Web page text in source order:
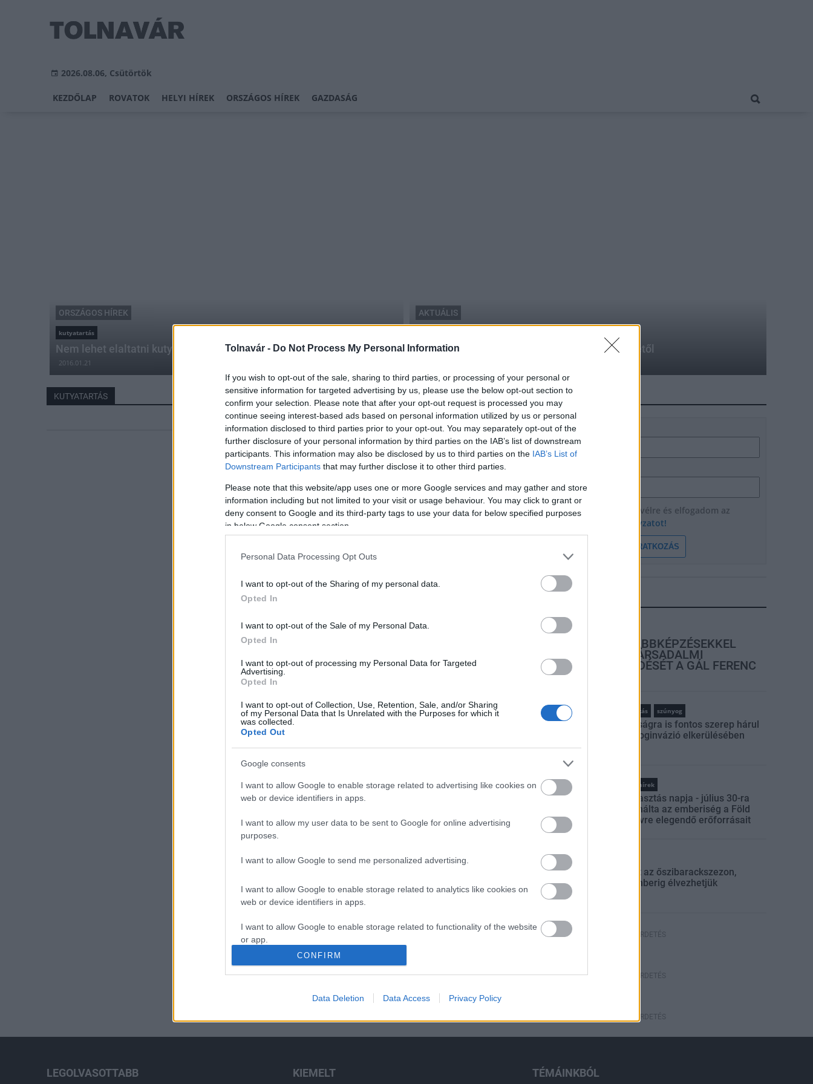
Tolnavár - Do Not Process My Personal Information
If you wish to opt-out of the sale, sharing to third parties, or processing of your personal or
sensitive information for targeted advertising by us, please use the below opt-out section to
confirm your selection. Please note that after your opt-out request is processed you may
continue seeing interest-based ads based on personal information utilized by us or personal
information disclosed to third parties prior to your opt-out. You may separately opt-out of the
further disclosure of your personal information by third parties on the IAB’s list of downstream
participants. This information may also be disclosed by us to third parties on the IAB’s List of
Downstream Participants that may further disclose it to other third parties.
Please note that this website/app uses one or more Google services and may gather and store
information including but not limited to your visit or usage behaviour. You may click to grant or
deny consent to Google and its third-party tags to use your data for below specified purposes
in below Google consent section.
Personal Data Processing Opt Outs
I want to opt-out of the Sharing of my personal data.
Opted In
I want to opt-out of the Sale of my Personal Data.
Opted In
I want to opt-out of processing my Personal Data for Targeted
Advertising.
Opted In
I want to opt-out of Collection, Use, Retention, Sale, and/or Sharing
of my Personal Data that Is Unrelated with the Purposes for which it
was collected.
Opted Out
Google consents
I want to allow Google to enable storage related to advertising like cookies on
web or device identifiers in apps.
I want to allow my user data to be sent to Google for online advertising
purposes.
I want to allow Google to send me personalized advertising.
I want to allow Google to enable storage related to analytics like cookies on
web or device identifiers in apps.
I want to allow Google to enable storage related to functionality of the website
or app.
I want to allow Google to enable storage related to personalization.
I want to allow Google to enable storage related to security, including
authentication functionality and fraud prevention, and other user protection.
CONFIRM
Data Deletion Data Access Privacy Policy
2026.08.06, Csütörtök
KEZDŐLAP ROVATOK HELYI HÍREK ORSZÁGOS HÍREK GAZDASÁG
ORSZÁGOS HÍREK
kutyatartás
Nem lehet elaltatni kutyát a láncrendelet miatt
2016.01.21
AKTUÁLIS
Tilos kutyát tartósan kikötve tartani január 1-jétől
KUTYATARTÁS HÍRLEVÉL
Név
Feliratkozom a hírlevélre és elfogadom az
adatvédelmi szabályzatot!
FELIRATKOZÁS
Országos hírek
SZAKIRÁNYÚ TOVÁBBKÉPZÉSEKKEL
SEGÍTI IDÉN IS A TÁRSADALMI
KIHÍVÁSOK LEKÜZDÉSÉT A GÁL FERENC
EGYETEM
Országos hírek szúnyogirtás szúnyog
A lakosságra is fontos szerep hárul
a szúnyoginvázió elkerülésében
Országos hírek
Túlfogyasztás napja - július 30-ra
felhasználta az emberiség a Föld
egész évre elegendő erőforrásait
Helyi hírek
Beindult az őszibarackszezon,
szeptemberig élvezhetjük
HIRDETÉS
HIRDETÉS
HIRDETÉS
LEGOLVASOTTABB KIEMELT TÉMÁINKBÓL